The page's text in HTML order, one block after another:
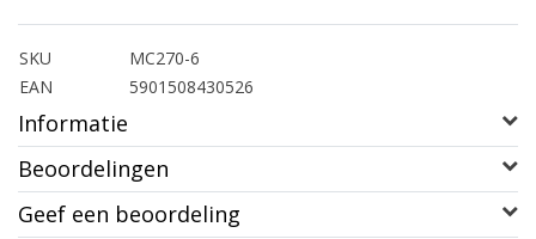
SKU
MC270-6
EAN
5901508430526
Informatie
Beoordelingen
Geef een beoordeling